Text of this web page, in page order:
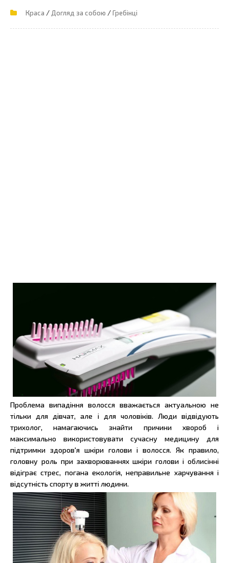
Краса / Догляд за собою /Гребінці
Проблема випадіння волосся вважається актуальною не
тільки для дівчат, але і для чоловіків. Люди відвідують
трихолог, намагаючись знайти причини хвороб і
максимально використовувати сучасну медицину для
підтримки здоров'я шкіри голови і волосся. Як правило,
головну роль при захворюваннях шкіри голови і облисінні
відіграє стрес, погана екологія, неправильне харчування і
відсутність спорту в житті людини.